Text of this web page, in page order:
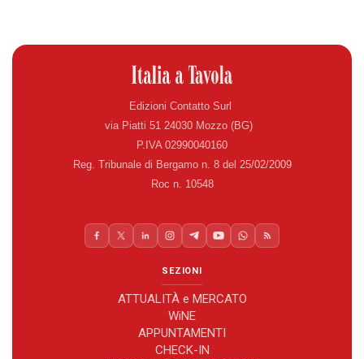
Edizioni Contatto Surl
via Piatti 51 24030 Mozzo (BG)
P.IVA 02990040160
Reg. Tribunale di Bergamo n. 8 del 25/02/2009
Roc n. 10548
SEZIONI
ATTUALITÀ e MERCATO
WiNE
APPUNTAMENTI
CHECK-IN